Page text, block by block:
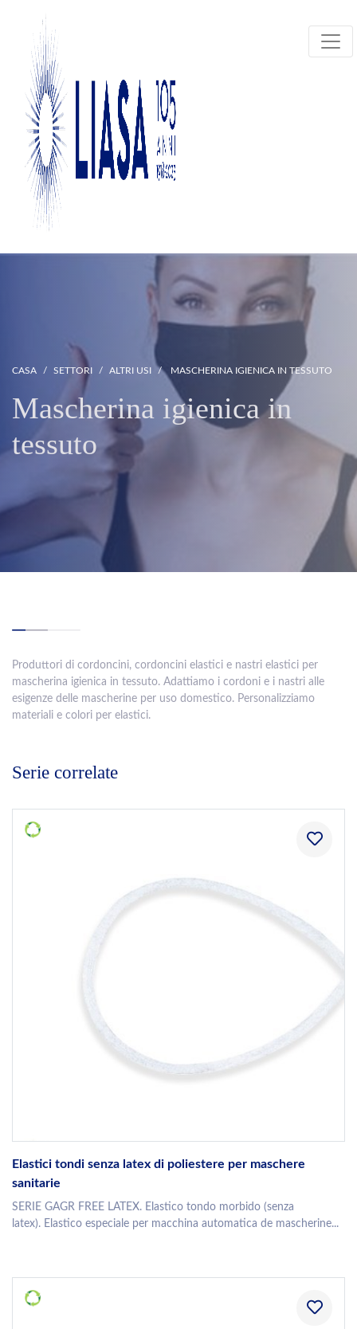
CASA SETTORI ALTRI USI MASCHERINA IGIENICA IN TESSUTO
Mascherina igienica in
tessuto
Produttori di cordoncini, cordoncini elastici e nastri elastici per
mascherina igienica in tessuto. Adattiamo i cordoni e i nastri alle
esigenze delle mascherine per uso domestico. Personalizziamo
materiali e colori per elastici.
Serie correlate
Elastici tondi senza latex di poliestere per maschere
sanitarie
SERIE GAGR FREE LATEX. Elastico tondo morbido (senza
latex). Elastico especiale per macchina automatica de mascherine...